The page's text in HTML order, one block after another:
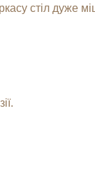
стіл дуже